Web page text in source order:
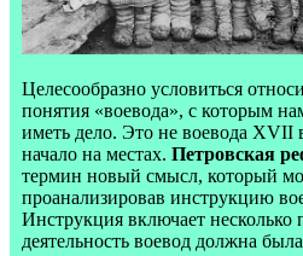
Целесообразно условиться
понятия «воевода», с которым
иметь дело. Это не воевода XVII
начало на местах. Петровская
термин новый смысл, который
проанализировав инструкцию
Инструкция включает
деятельность воевод должна